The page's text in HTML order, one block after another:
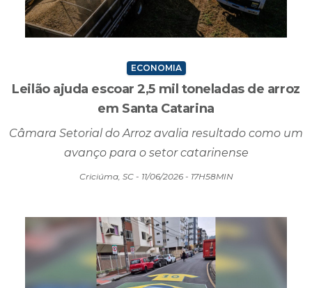
ECONOMIA
Leilão ajuda escoar 2,5 mil toneladas de arroz
em Santa Catarina
Câmara Setorial do Arroz avalia resultado como um
avanço para o setor catarinense
Criciúma, SC - 11/06/2026 - 17H58MIN